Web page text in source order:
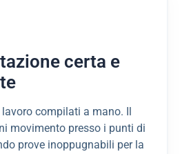
certa e
compilati a mano. Il
movimento presso i punti di
prove inoppugnabili per la